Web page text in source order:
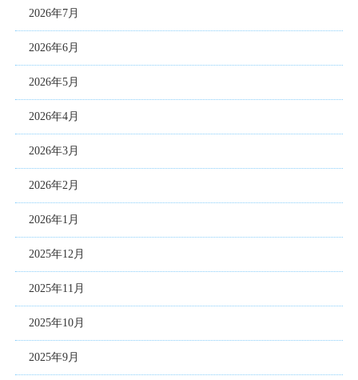
2026年7月
2026年6月
2026年5月
2026年4月
2026年3月
2026年2月
2026年1月
2025年12月
2025年11月
2025年10月
2025年9月